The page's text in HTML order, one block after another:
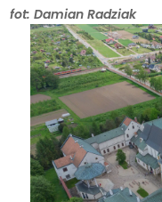
fot: Damian Radziak